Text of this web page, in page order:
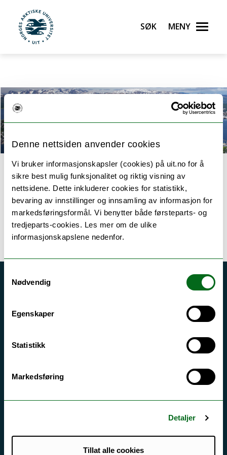
Denne nettsiden anvender cookies
Vi bruker informasjonskapsler (cookies) på uit.no for å
sikre best mulig funksjonalitet og riktig visning av
nettsidene. Dette inkluderer cookies for statistikk,
bevaring av innstillinger og innsamling av informasjon for
markedsføringsformål. Vi benytter både førsteparts- og
tredjeparts-cookies. Les mer om de ulike
informasjonskapslene nedenfor.
Nødvendig
Egenskaper
Statistikk
Markedsføring
Detaljer
Tillat alle cookies
prosjektside finnes her!
be found here!
Offisiell prosjektside finnes her!" />
Gå til hovedinnhold
UiT Norges arktiske universitet
Søk Meny
Hjem Medlemmer Kalender Blogg
Nyheter
Publikasjoner
Akutt hjelp
Personvern ved UiT
Informasjonskapsler
Kontakt UiT